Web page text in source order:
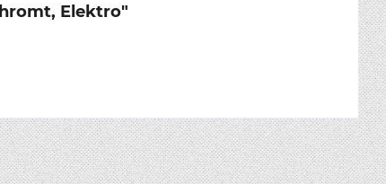
Elektro"